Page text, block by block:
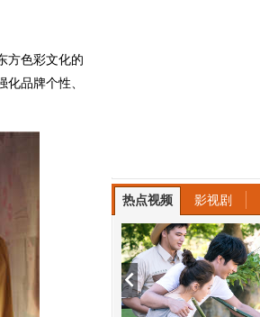
方色彩文化的
品牌个性、
热点视频 影视剧